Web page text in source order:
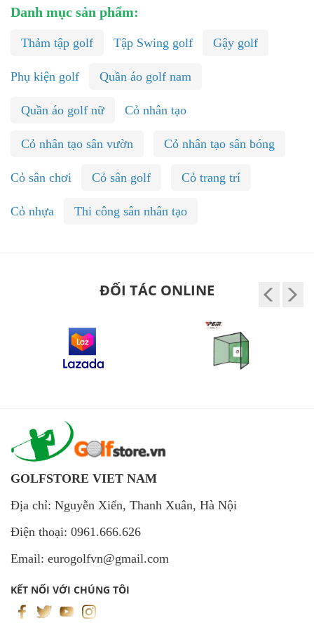
Danh mục sản phẩm:
Thảm tập golf Tập Swing golf Gậy golf
Phụ kiện golf Quần áo golf nam
Quần áo golf nữ Cỏ nhân tạo
Cỏ nhân tạo sân vườn Cỏ nhân tạo sân bóng
Cỏ sân chơi Cỏ sân golf Cỏ trang trí
Cỏ nhựa Thi công sân nhân tạo
ĐỐI TÁC ONLINE
GOLFSTORE VIET NAM
Địa chỉ: Nguyễn Xiển, Thanh Xuân, Hà Nội
Điện thoại: 0961.666.626
Email: eurogolfvn@gmail.com
KẾT NỐI VỚI CHÚNG TÔI